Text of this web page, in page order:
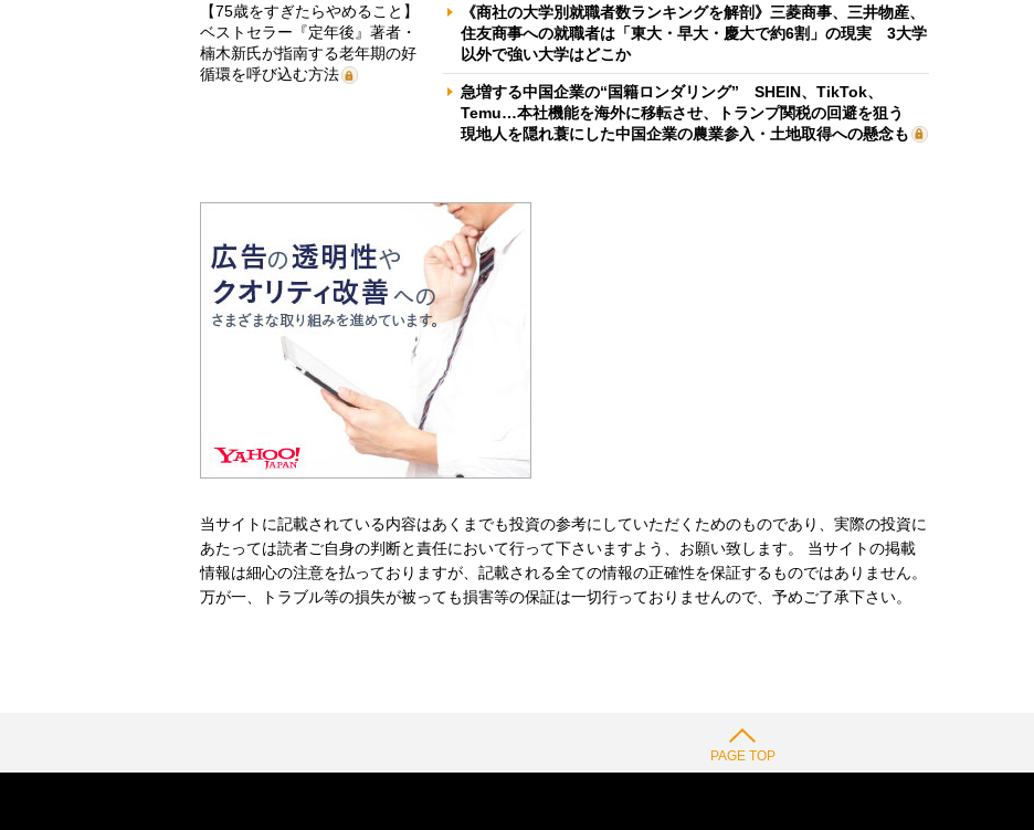
【75歳をすぎたらやめること】
ベストセラー『定年後』著者・
楠木新氏が指南する老年期の好
循環を呼び込む方法
《商社の大学別就職者数ランキングを解剖》三菱商事、三井物産、
住友商事への就職者は「東大・早大・慶大で約6割」の現実 3大学
以外で強い大学はどこか
急増する中国企業の“国籍ロンダリング” SHEIN、TikTok、
Temu…本社機能を海外に移転させ、トランプ関税の回避を狙う
現地人を隠れ蓑にした中国企業の農業参入・土地取得への懸念も
当サイトに記載されている内容はあくまでも投資の参考にしていただくためのものであり、実際の投資に
あたっては読者ご自身の判断と責任において行って下さいますよう、お願い致します。 当サイトの掲載
情報は細心の注意を払っておりますが、記載される全ての情報の正確性を保証するものではありません。
万が一、トラブル等の損失が被っても損害等の保証は一切行っておりませんので、予めご了承下さい。
PAGE TOP